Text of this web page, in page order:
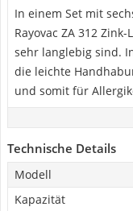
In einem Set mit
Rayovac ZA 312
sehr langlebig sind.
die leichte
und somit für
Technische Details
Modell
Kapazität